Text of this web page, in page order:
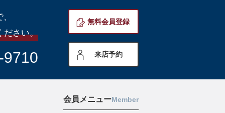
ださい。
9710
無料会員登録
来店予約
会員メニューMember